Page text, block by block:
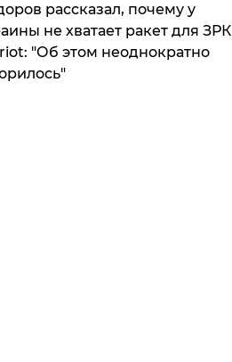
рассказал, почему у
не хватает ракет для ЗРК
"Об этом неоднократно